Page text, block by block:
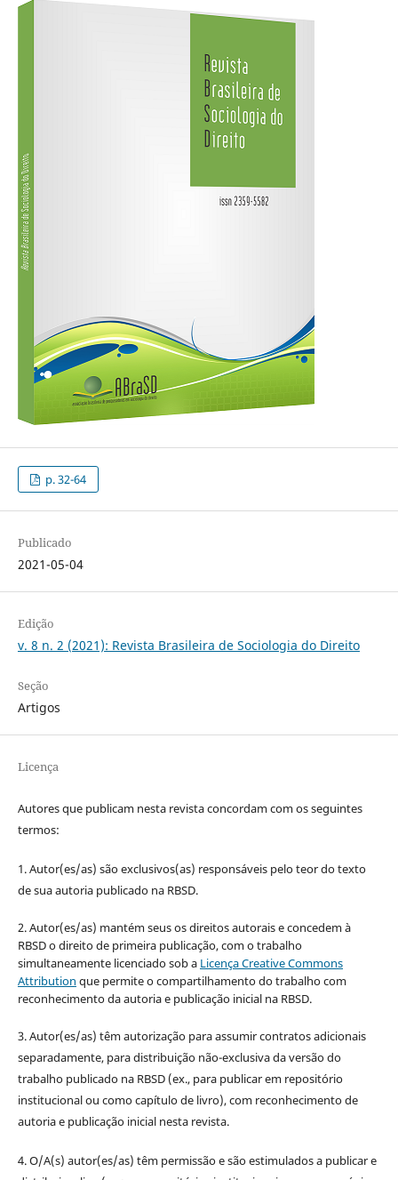
p. 32-64
Publicado
2021-05-04
Edição
v. 8 n. 2 (2021): Revista Brasileira de Sociologia do Direito
Seção
Artigos
Licença
Autores que publicam nesta revista concordam com os seguintes
termos:
1. Autor(es/as) são exclusivos(as) responsáveis pelo teor do texto
de sua autoria publicado na RBSD.
2. Autor(es/as) mantém seus os direitos autorais e concedem à
RBSD o direito de primeira publicação, com o trabalho
simultaneamente licenciado sob a Licença Creative Commons
Attribution que permite o compartilhamento do trabalho com
reconhecimento da autoria e publicação inicial na RBSD.
3. Autor(es/as) têm autorização para assumir contratos adicionais
separadamente, para distribuição não-exclusiva da versão do
trabalho publicado na RBSD (ex., para publicar em repositório
institucional ou como capítulo de livro), com reconhecimento de
autoria e publicação inicial nesta revista.
4. O/A(s) autor(es/as) têm permissão e são estimulados a publicar e